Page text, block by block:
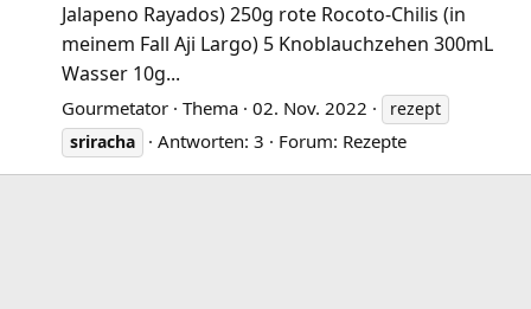
Jalapeno Rayados) 250g rote Rocoto-Chilis (in
meinem Fall Aji Largo) 5 Knoblauchzehen 300mL
Wasser 10g...
Gourmetator Thema 02. Nov. 2022
rezept
sriracha
Antworten: 3 Forum: Rezepte